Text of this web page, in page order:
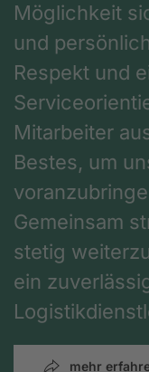
Möglichkeit
und
Respekt und
Mitarbeiter
Bestes, um
Gemeinsam
stetig
ein
mehr